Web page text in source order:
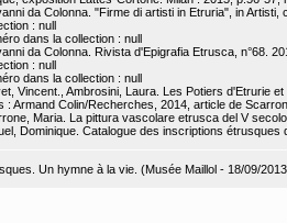
da Colonna. "Firme di artisti in Etruria", in
: null
dans la collection : null
da Colonna. Rivista d'Epigrafia Etrusca, n°68.
: null
dans la collection : null
Vincent., Ambrosini, Laura. Les Potiers d'Etrurie
: Armand Colin/Recherches, 2014, article de
Maria. La pittura vascolare etrusca del V
Dominique. Catalogue des inscriptions
Un hymne à la vie. (Musée Maillol - 18/09/